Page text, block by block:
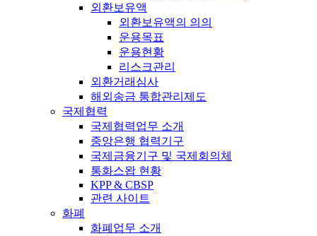
외환보유액
외환보유액의 의의
운용목표
운용현황
리스크관리
외환거래심사
해외송금 통합관리제도
국제협력
국제협력업무 소개
중앙은행 협력기구
국제금융기구 및 국제회의체
통화스왑 현황
KPP & CBSP
관련 사이트
화폐
화폐업무 소개